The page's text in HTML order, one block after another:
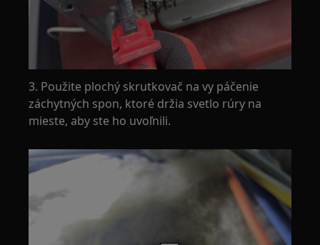
3. Použite plochý skrutkovač na vy páčenie
záchytných spon, ktoré držia svetlo rúry na
mieste, aby ste ho uvoľnili.